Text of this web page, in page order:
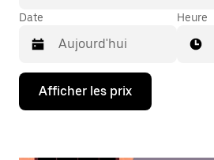
Date
Appuyez
la
Heure
Afficher les prix